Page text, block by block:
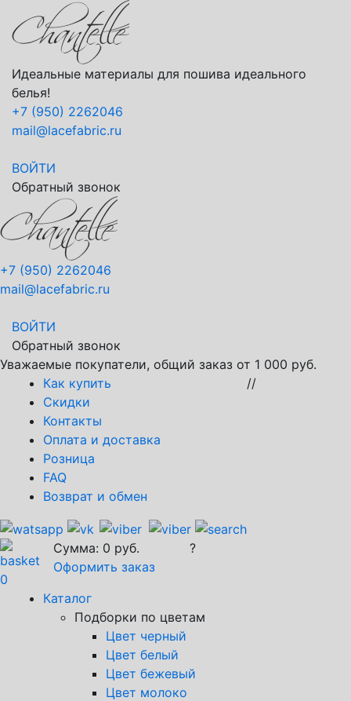
Идеальные материалы для пошива идеального
белья!
+7 (950) 2262046
mail@lacefabric.ru
ВОЙТИ
Обратный звонок
+7 (950) 2262046
mail@lacefabric.ru
ВОЙТИ
Обратный звонок
Уважаемые покупатели, общий заказ от 1 000 руб.
Как купить
Скидки
Контакты
Оплата и доставка
Розница
FAQ
Возврат и обмен
//
0
Сумма: 0 руб.
Оформить заказ
?
Каталог
Подборки по цветам
Цвет черный
Цвет белый
Цвет бежевый
Цвет молоко